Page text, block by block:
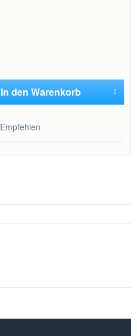
In den Warenkorb
Empfehlen